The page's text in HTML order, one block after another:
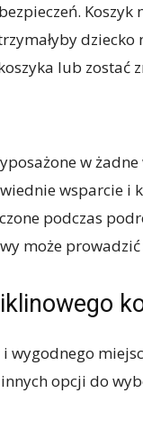
lub zostać
w
wsparcie i
podczas
może
i wygodnego
opcji do